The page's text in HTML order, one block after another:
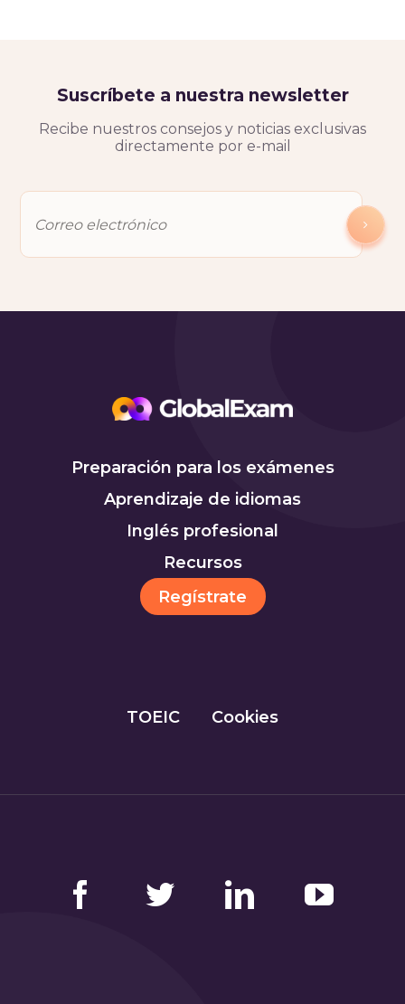
Suscríbete a nuestra newsletter
Recibe nuestros consejos y noticias exclusivas
directamente por e-mail
Preparación para los exámenes
Aprendizaje de idiomas
Inglés profesional
Recursos
Regístrate
TOEIC Cookies